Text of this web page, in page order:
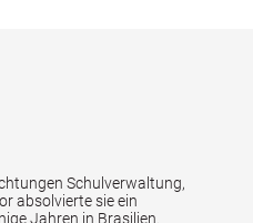
Schulverwaltung,
absolvierte sie ein
Jahren in Brasilien.